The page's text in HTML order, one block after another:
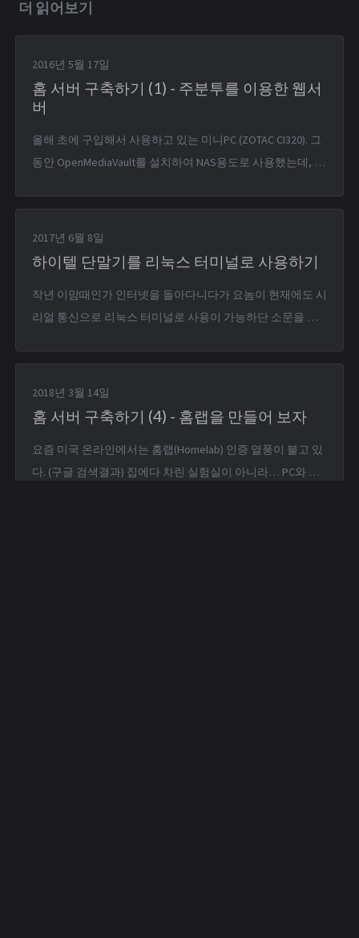
더 읽어보기
2016년 5월 17일
홈 서버 구축하기 (1) - 주분투를 이용한 웹서
버
올해 초에 구입해서 사용하고 있는 미니PC (ZOTAC CI320). 그
동안 OpenMediaVault를 설치하여 NAS용도로 사용했는데, 웹
다. 삽질 우선 혼자서 바닥부터 삽질해 웹 서버를 구축해 본
것이 너무 까마득한 옛날 일이었다. 우분투 10.04 시절쯤? 우
선 주분투 16.04 LTS를...
2017년 6월 8일
하이텔 단말기를 리눅스 터미널로 사용하기
작년 이맘때인가 인터넷을 돌아다니다가 요놈이 현재에도 시
리얼 통신으로 리눅스 터미널로 사용이 가능하단 소문을 들
이런 사유로 못 쓰게 됐었는데… 이번에 다시 구해서 통신까
지 성공하였다. * 전화번호 목록 화면에서 Ctrl+Shift+S를 눌
러 설정 화면을 띄우고, 모드를 '...
2018년 3월 14일
홈 서버 구축하기 (4) - 홈랩을 만들어 보자
요즘 미국 온라인에서는 홈랩(Homelab) 인증 열풍이 불고 있
다. (구글 검색결과) 집에다 차린 실험실이 아니라… PC와 네